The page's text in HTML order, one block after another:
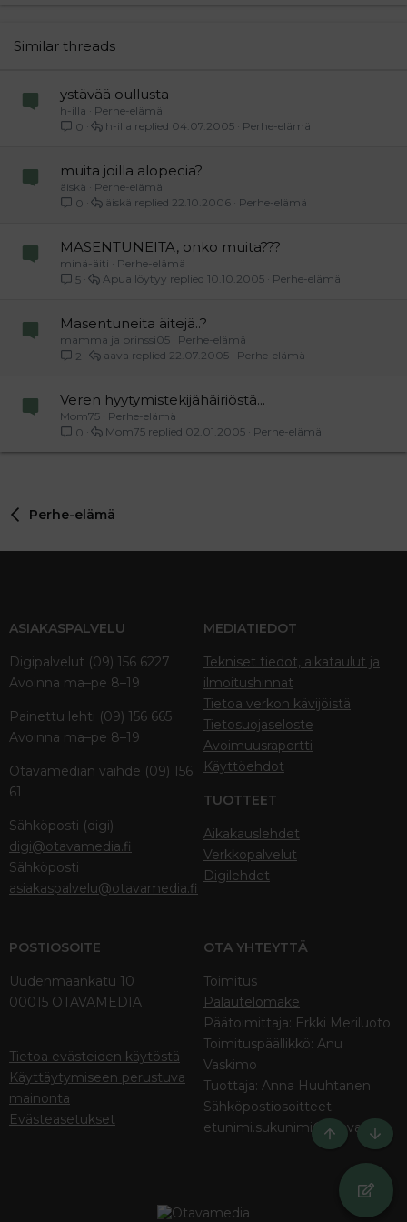
26
Similar threads
ystävää oullusta
h-illa
Perhe-elämä
0
Perhe-elämä
04.07.2005
h-illa
muita joilla alopecia?
äiskä
Perhe-elämä
0
Perhe-elämä
22.10.2006
äiskä
MASENTUNEITA, onko muita???
minä-äiti
Perhe-elämä
5
Perhe-elämä
10.10.2005
Apua löytyy
Masentuneita äitejä..?
mamma ja prinssi05
Perhe-elämä
2
Perhe-elämä
22.07.2005
aava
Veren hyytymistekijähäiriöstä...
Mom75
Perhe-elämä
0
Perhe-elämä
02.01.2005
Mom75
Perhe-elämä
ASIAKASPALVELU
Digipalvelut (09) 156 6227
Avoinna ma–pe 8–19
Painettu lehti (09) 156 665
Avoinna ma–pe 8–19
Otavamedian vaihde (09) 156
61
Sähköposti (digi)
digi@otavamedia.fi
Sähköposti
asiakaspalvelu@otavamedia.fi
MEDIATIEDOT
Tekniset tiedot, aikataulut ja
ilmoitushinnat
Tietoa verkon kävijöistä
Tietosuojaseloste
Avoimuusraportti
Käyttöehdot
TUOTTEET
Aikakauslehdet
Verkkopalvelut
Digilehdet
POSTIOSOITE
Uudenmaankatu 10
00015 OTAVAMEDIA
Tietoa evästeiden käytöstä
Käyttäytymiseen perustuva
mainonta
Evästeasetukset
OTA YHTEYTTÄ
Toimitus
Palautelomake
Päätoimittaja: Erkki Meriluoto
Toimituspäällikkö: Anu
Vaskimo
Tuottaja: Anna Huuhtanen
Sähköpostiosoitteet:
etunimi.sukunimi@otava.fi
Ylös